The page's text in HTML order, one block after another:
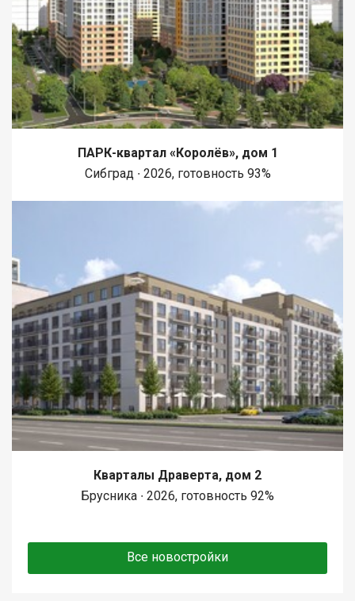
ПАРК-квартал «Королёв», дом 1
Сибград ∙ 2026, готовность 93%
Кварталы Драверта, дом 2
Брусника ∙ 2026, готовность 92%
Все новостройки